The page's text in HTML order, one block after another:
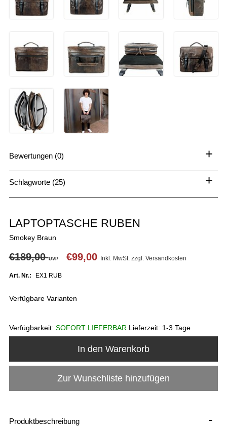
Bewertungen (0) +
Schlagworte (25) +
LAPTOPTASCHE RUBEN
Smokey Braun
€189,00UVP €99,00 Inkl. MwSt. zzgl. Versandkosten
Art. Nr.: EX1 RUB
Verfügbare Varianten
Verfügbarkeit: SOFORT LIEFERBAR Lieferzeit: 1-3 Tage
In den Warenkorb
Zur Wunschliste hinzufügen
Produktbeschreibung
-